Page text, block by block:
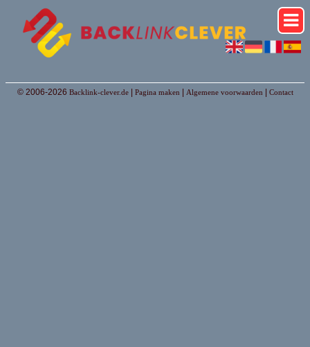
© 2006-2026 Backlink-clever.de| Pagina maken Algemene voorwaarden Contact